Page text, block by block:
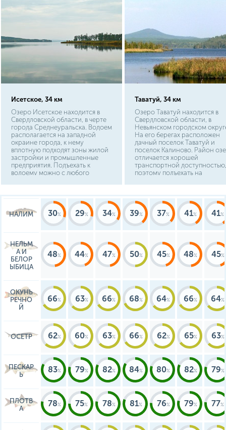
Исетское, 34 км
Озеро Исетское находится в
Свердловской области, в черте
города Среднеуральска. Водоем
располагается на западной
окраине города, к нему
вплотную подходят зоны жилой
застройки и промышленные
предприятия. Подъехать к
водоему можно с любого
Исетского составляет 35 км.,
путь до Нижнего Тагила
составит 240 км.
Таватуй, 34 км
Озеро Таватуй находится в
Свердловской области, в
Невьянском городском
На его берегах расположен
дачный поселок Таватуй и
поселок Калиново. Район
отличается хорошей
транспортной доступностью,
поэтому подъехать на
общественном транспорте.
Расстояние от центра
области г. Екатеринбурга до
озера Таватуй составляет 65
составит 110 км. Озеро
памятником природы
федерального значения.
НАЛИМ 30 29 34 39 37 41 41
НЕЛЬМ
А И
БЕЛОР
ЫБИЦА
48 44 47 50 45 48 45
ОКУНЬ
РЕЧНО
Й
66 63 66 68 64 66 64
ОСЕТР 62 60 63 66 62 65 63
ПЕСКАР
Ь
83 79 82 84 80 82 79
ПЛОТВ
А
78 75 78 81 76 79 77